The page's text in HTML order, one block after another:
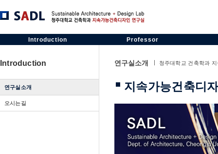
Introduction
Professor
Introduction
연구실소개
오시는길
연구실소개 청주대학교 건축학과
지속가능건축디